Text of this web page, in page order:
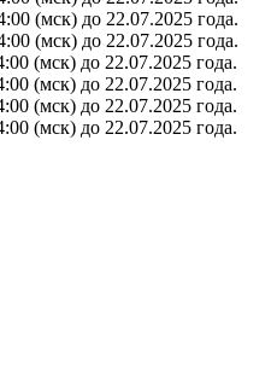
(мск) до 22.07.2025 года.
(мск) до 22.07.2025 года.
(мск) до 22.07.2025 года.
(мск) до 22.07.2025 года.
(мск) до 22.07.2025 года.
(мск) до 22.07.2025 года.